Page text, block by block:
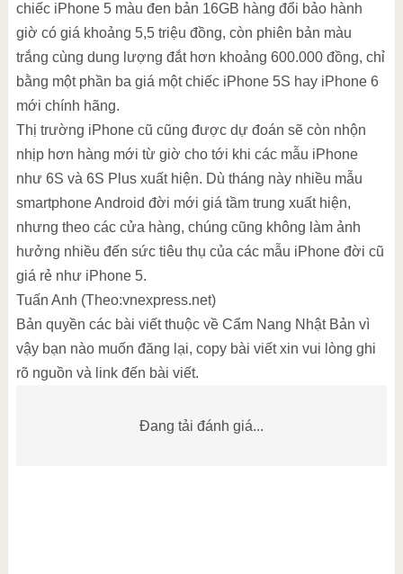
chiếc iPhone 5 màu đen bản 16GB hàng đổi bảo hành
giờ có giá khoảng 5,5 triệu đồng, còn phiên bản màu
trắng cùng dung lượng đắt hơn khoảng 600.000 đồng, chỉ
bằng một phần ba giá một chiếc iPhone 5S hay iPhone 6
mới chính hãng.
Thị trường iPhone cũ cũng được dự đoán sẽ còn nhộn
nhịp hơn hàng mới từ giờ cho tới khi các mẫu iPhone
như 6S và 6S Plus xuất hiện. Dù tháng này nhiều mẫu
smartphone Android đời mới giá tầm trung xuất hiện,
nhưng theo các cửa hàng, chúng cũng không làm ảnh
hưởng nhiều đến sức tiêu thụ của các mẫu iPhone đời cũ
giá rẻ như iPhone 5.
Tuấn Anh (Theo:vnexpress.net)
Bản quyền các bài viết thuộc về Cẩm Nang Nhật Bản vì
vậy bạn nào muốn đăng lại, copy bài viết xin vui lòng ghi
rõ nguồn và link đến bài viết.
Đang tải đánh giá...